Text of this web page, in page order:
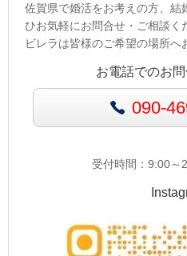
佐賀県で婚活をお考えの方、結
ひお気軽にお問合せ・ご相談
ビレラは皆様のご希望の場所へ
お電話でのお
090-
受付時間：9:00～